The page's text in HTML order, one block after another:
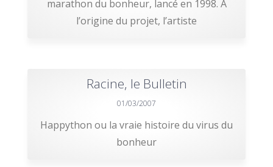
marathon du bonheur, lancé en 1998. A
l’origine du projet, l’artiste
Racine, le Bulletin
01/03/2007
Happython ou la vraie histoire du virus du
bonheur